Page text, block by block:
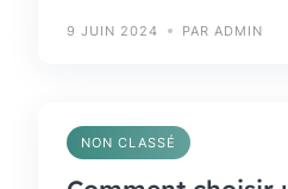
9 JUIN 2024 PAR ADMIN
NON CLASSÉ